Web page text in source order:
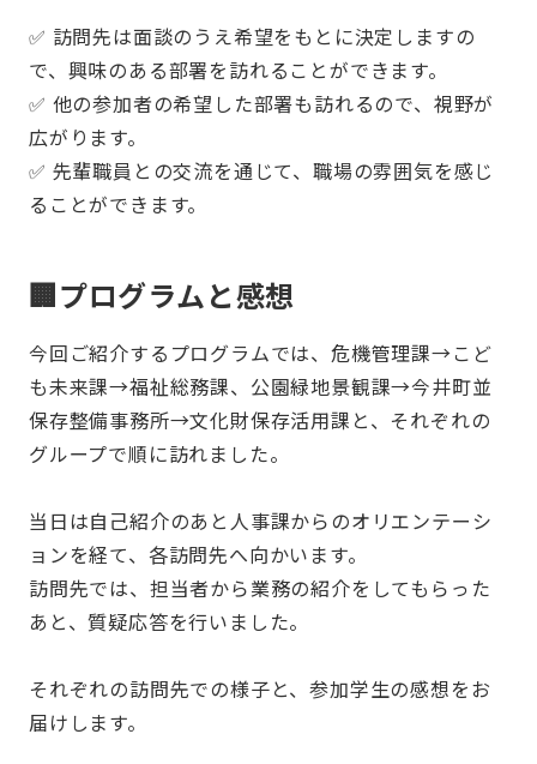
✅ 訪問先は面談のうえ希望をもとに決定しますの
で、興味のある部署を訪れることができます。
✅ 他の参加者の希望した部署も訪れるので、視野が
広がります。
✅ 先輩職員との交流を通じて、職場の雰囲気を感じ
ることができます。
🏢プログラムと感想
今回ご紹介するプログラムでは、危機管理課→こど
も未来課→福祉総務課、公園緑地景観課→今井町並
保存整備事務所→文化財保存活用課と、それぞれの
グループで順に訪れました。
当日は自己紹介のあと人事課からのオリエンテーシ
ョンを経て、各訪問先へ向かいます。
訪問先では、担当者から業務の紹介をしてもらった
あと、質疑応答を行いました。
それぞれの訪問先での様子と、参加学生の感想をお
届けします。